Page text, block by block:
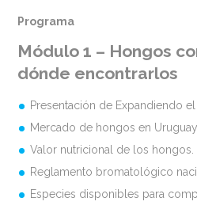
Programa
Módulo 1 – Hongos
dónde encontrarlos
Presentación de Expandiendo
Mercado de hongos en
Valor nutricional de los hongos.
Reglamento bromatológico
Especies disponibles para